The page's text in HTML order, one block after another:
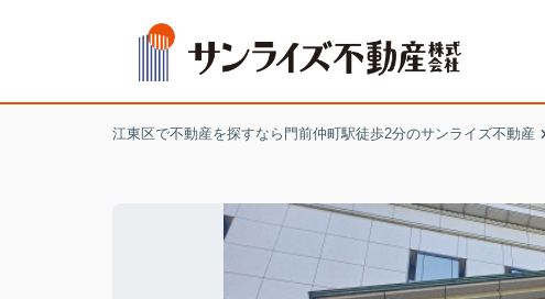
江東区で不動産を探すなら門前仲町駅徒歩2分のサンライズ不動産